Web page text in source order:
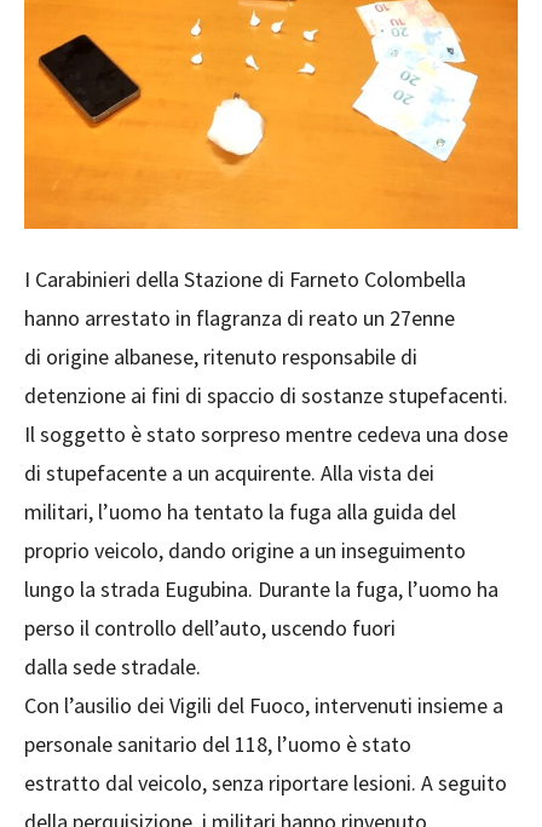
I Carabinieri della Stazione di Farneto Colombella
hanno arrestato in flagranza di reato un 27enne
di origine albanese, ritenuto responsabile di
detenzione ai fini di spaccio di sostanze stupefacenti.
Il soggetto è stato sorpreso mentre cedeva una dose
di stupefacente a un acquirente. Alla vista dei
militari, l’uomo ha tentato la fuga alla guida del
proprio veicolo, dando origine a un inseguimento
lungo la strada Eugubina. Durante la fuga, l’uomo ha
perso il controllo dell’auto, uscendo fuori
dalla sede stradale.
Con l’ausilio dei Vigili del Fuoco, intervenuti insieme a
personale sanitario del 118, l’uomo è stato
estratto dal veicolo, senza riportare lesioni. A seguito